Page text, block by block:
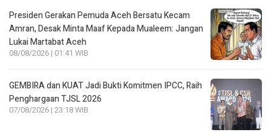
Presiden Gerakan Pemuda Aceh Bersatu Kecam
Amran, Desak Minta Maaf Kepada Mualeem: Jangan
Lukai Martabat Aceh
08/08/2026 | 01:41 WIB
GEMBIRA dan KUAT Jadi Bukti Komitmen IPCC, Raih
Penghargaan TJSL 2026
07/08/2026 | 23:18 WIB